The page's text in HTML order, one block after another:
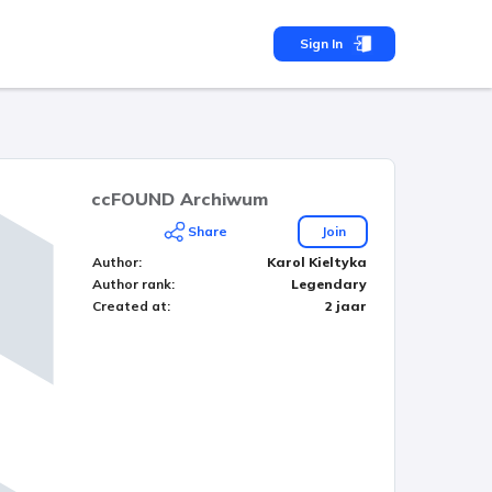
Sign In
ccFOUND Archiwum
Share
Join
Author:
Karol Kieltyka
Author rank:
Legendary
Created at: 2 jaar